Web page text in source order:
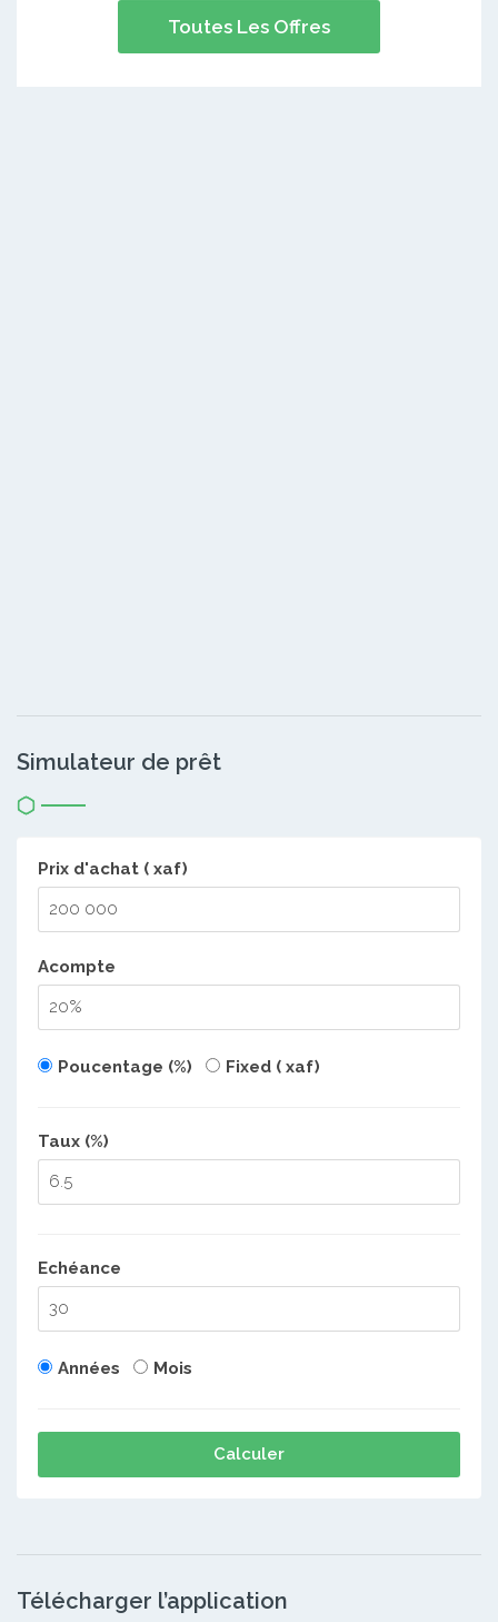
Toutes Les Offres
Simulateur de prêt
Prix d'achat ( xaf)
Acompte
Poucentage (%) Fixed ( xaf)
Taux (%)
Echéance
Années Mois
Calculer
Télécharger l’application